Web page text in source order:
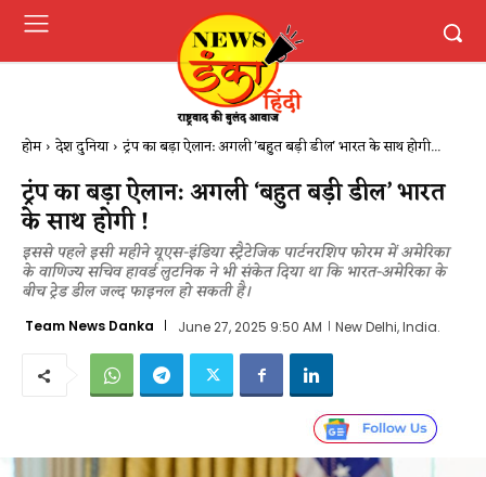
होम देश दुनिया ट्रंप का बड़ा ऐलान: अगली 'बहुत बड़ी डील' भारत के साथ होगी...
ट्रंप का बड़ा ऐलान: अगली ‘बहुत बड़ी डील’ भारत
के साथ होगी !
इससे पहले इसी महीने यूएस-इंडिया स्ट्रैटेजिक पार्टनरशिप फोरम में अमेरिका
के वाणिज्य सचिव हावर्ड लुटनिक ने भी संकेत दिया था कि भारत-अमेरिका के
बीच ट्रेड डील जल्द फाइनल हो सकती है।
Team News Danka June 27, 2025 9:50 AM New Delhi, India.